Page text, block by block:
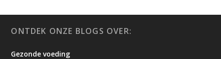
ONTDEK ONZE BLOGS OVER:
Gezonde voeding